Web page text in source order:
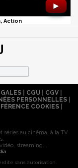
►
Action
| CGU| CGV|
PERSONNELLES
COOKIES
séries au cinéma, à la TV
streaming...
sans autorisation.